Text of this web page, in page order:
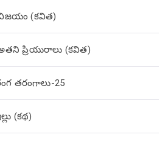
(కవిత)
ప్రియురాలు (కవిత)
తరంగాలు-25
(కథ)